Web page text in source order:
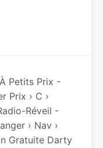
Petits Prix -
Prix › C ›
Réveil -
› Nav ›
Gratuite Darty